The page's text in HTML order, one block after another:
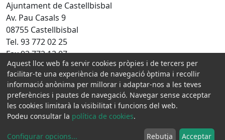
Ajuntament de Castellbisbal
Av. Pau Casals 9
08755 Castellbisbal
Tel. 93 772 02 25
Fax 93 772 13 07
Amb la col·laboració de:
Aquest lloc web fa servir cookies pròpies i de tercers per
facilitar-te una experiència de navegació òptima i recollir
informació anònima per millorar i adaptar-nos a les teves
preferències i pautes de navegació. Navegar sense acceptar
les cookies limitarà la visibilitat i funcions del web.
Podeu consultar la política de cookies.
Configurar opcions... Rebutja Acceptar